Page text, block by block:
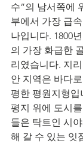
수”의 남서쪽에
부에서 가장 급
나입니다. 1800
의 가장 화급한
리였습니다. 지
안 지역은 바다
평한 평원지형
평지 위에 도시
들은 탁트인 시
해 갈 수 있는 잇